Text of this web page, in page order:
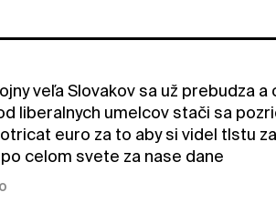
veľa Slovakov sa už prebudza
liberalnych umelcov stači sa
euro za to aby si videl tlstu
celom svete za nase dane